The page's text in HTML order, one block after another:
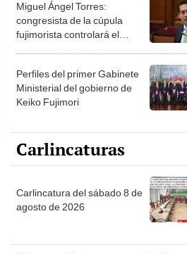
Miguel Ángel Torres:
congresista de la cúpula
fujimorista controlará el
Perfiles del primer Gabinete
Ministerial del gobierno de
Keiko Fujimori
Carlincaturas
Carlincatura del sábado 8 de
agosto de 2026